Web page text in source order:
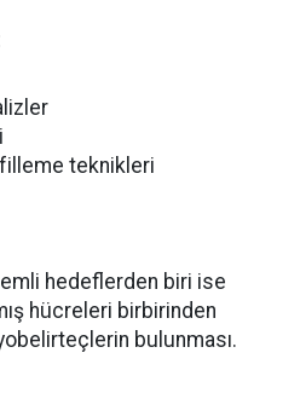
teknikleri
hedeflerden biri ise
hücreleri birbirinden
bulunması.